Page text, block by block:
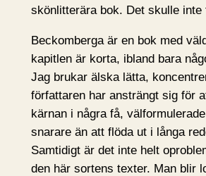
skönlitterära bok. Det skulle inte
Beckomberga är en bok med
kapitlen är korta, ibland bara
Jag brukar älska lätta,
författaren har ansträngt sig för
kärnan i några få,
snarare än att flöda ut i långa
Samtidigt är det inte helt
den här sortens texter. Man blir